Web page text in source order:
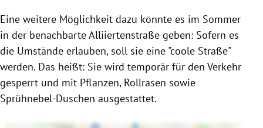
Eine weitere Möglichkeit dazu könnte es im Sommer
in der benachbarte Alliiertenstraße geben: Sofern es
die Umstände erlauben, soll sie eine "coole Straße"
werden. Das heißt: Sie wird temporär für den Verkehr
gesperrt und mit Pflanzen, Rollrasen sowie
Sprühnebel-Duschen ausgestattet.